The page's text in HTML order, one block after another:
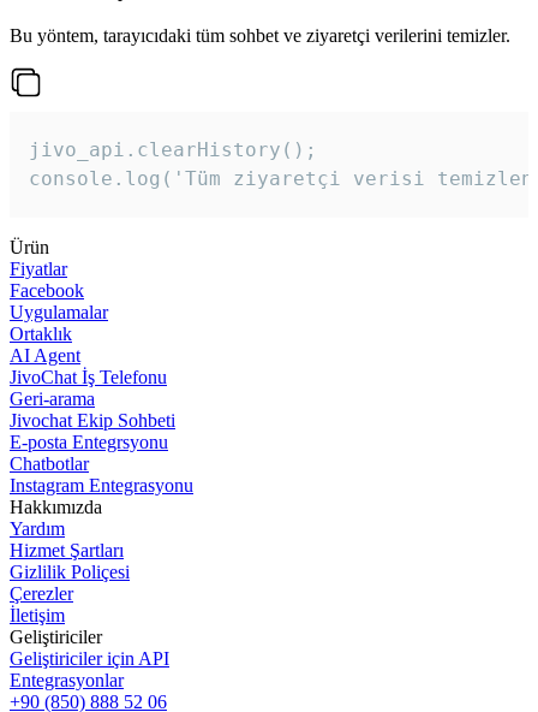
Bu yöntem, tarayıcıdaki tüm sohbet ve ziyaretçi verilerini temizler.
jivo_api.clearHistory();
console.log('Tüm ziyaretçi verisi
Ürün
Fiyatlar
Facebook
Uygulamalar
Ortaklık
AI Agent
JivoChat İş Telefonu
Geri-arama
Jivochat Ekip Sohbeti
E-posta Entegrsyonu
Chatbotlar
Instagram Entegrasyonu
Hakkımızda
Yardım
Hizmet Şartları
Gizlilik Poliçesi
Çerezler
İletişim
Geliştiriciler
Geliştiriciler için API
Entegrasyonlar
+90 (850) 888 52 06